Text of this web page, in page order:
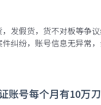
发假货，货不对板等争
纠纷，账号信息无异常
号每个月有10万刀